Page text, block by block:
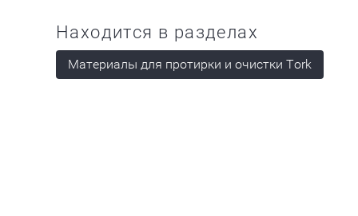
Находится в разделах
Материалы для протирки и очистки Tork